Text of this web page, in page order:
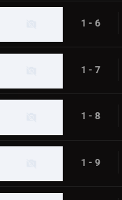
1 - 6
1 - 7
1 - 8
1 - 9